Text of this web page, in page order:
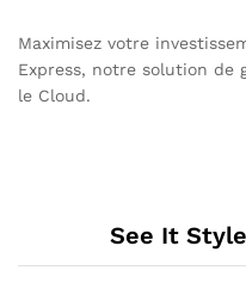
Maximisez votre
Express, notre solution de
le Cloud.
See It